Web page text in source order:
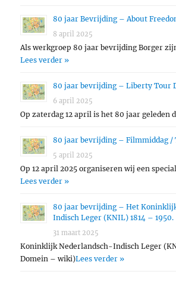
80 jaar Bevrijding – About
8 april 2025
Als werkgroep 80 jaar bevrijding Borger
Lees verder »
80 jaar bevrijding – Liberty Tour
6 april 2025
Op zaterdag 12 april is het 80 jaar geleden
80 jaar bevrijding – Filmmiddag /
5 april 2025
Op 12 april 2025 organiseren wij een
Lees verder »
80 jaar bevrijding – Het
Indisch Leger (KNIL) 1814 – 1950.
31 maart 2025
Koninklijk Nederlandsch-Indisch Leger
Domein – wiki)Lees verder »